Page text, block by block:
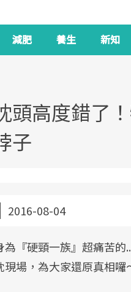
減肥 養生 新知
頭高度錯了
子
2016-08-04
為『硬頸一族』超痛苦的
場，為大家還原真相囉